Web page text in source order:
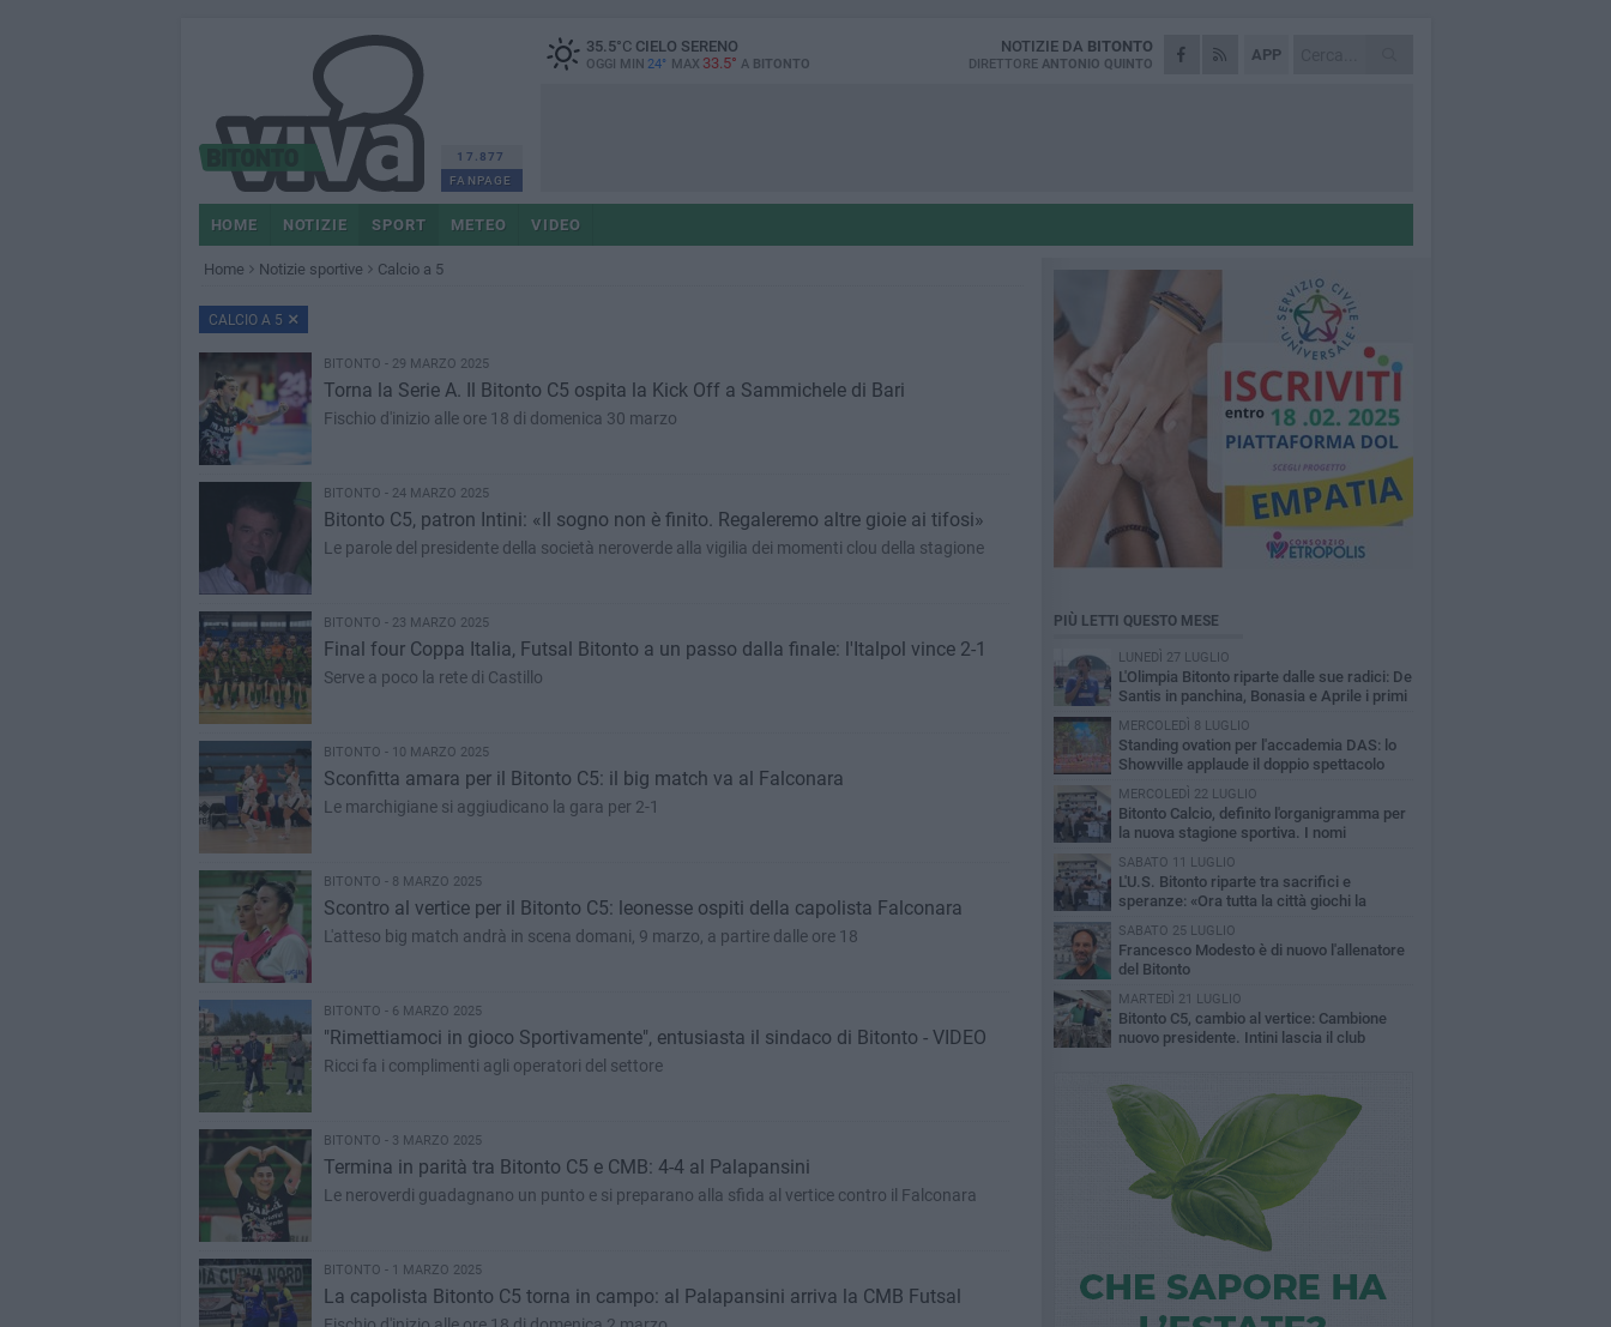
17.877
FANPAGE
35.5°CCIELO SERENO
OGGI MIN 24° MAX 33.5° A BITONTO
APP
NOTIZIE DA BITONTO
DIRETTORE ANTONIO QUINTO
HOME NOTIZIE SPORT METEO VIDEO
Home Notizie sportive Calcio a 5
CALCIO A 5
BITONTO - 29 MARZO 2025
Torna la Serie A. Il Bitonto C5 ospita la Kick Off a Sammichele di Bari
Fischio d'inizio alle ore 18 di domenica 30 marzo
BITONTO - 24 MARZO 2025
Bitonto C5, patron Intini: «Il sogno non è finito. Regaleremo altre gioie ai tifosi»
Le parole del presidente della società neroverde alla vigilia dei momenti clou della stagione
BITONTO - 23 MARZO 2025
Final four Coppa Italia, Futsal Bitonto a un passo dalla finale: l'Italpol vince 2-1
Serve a poco la rete di Castillo
BITONTO - 10 MARZO 2025
Sconfitta amara per il Bitonto C5: il big match va al Falconara
Le marchigiane si aggiudicano la gara per 2-1
BITONTO - 8 MARZO 2025
Scontro al vertice per il Bitonto C5: leonesse ospiti della capolista Falconara
L'atteso big match andrà in scena domani, 9 marzo, a partire dalle ore 18
BITONTO - 6 MARZO 2025
"Rimettiamoci in gioco Sportivamente", entusiasta il sindaco di Bitonto - VIDEO
Ricci fa i complimenti agli operatori del settore
BITONTO - 3 MARZO 2025
Termina in parità tra Bitonto C5 e CMB: 4-4 al Palapansini
Le neroverdi guadagnano un punto e si preparano alla sfida al vertice contro il Falconara
BITONTO - 1 MARZO 2025
La capolista Bitonto C5 torna in campo: al Palapansini arriva la CMB Futsal
PIÙ LETTI QUESTO MESE
LUNEDÌ 27 LUGLIO
L'Olimpia Bitonto riparte dalle sue radici: De
Santis in panchina, Bonasia e Aprile i primi
colpi
MERCOLEDÌ 8 LUGLIO
Standing ovation per l'accademia DAS: lo
Showville applaude il doppio spettacolo
MERCOLEDÌ 22 LUGLIO
Bitonto Calcio, definito l'organigramma per
la nuova stagione sportiva. I nomi
SABATO 11 LUGLIO
L'U.S. Bitonto riparte tra sacrifici e
speranze: «Ora tutta la città giochi la
stessa partita»
SABATO 25 LUGLIO
Francesco Modesto è di nuovo l'allenatore
del Bitonto
MARTEDÌ 21 LUGLIO
Bitonto C5, cambio al vertice: Cambione
nuovo presidente. Intini lascia il club